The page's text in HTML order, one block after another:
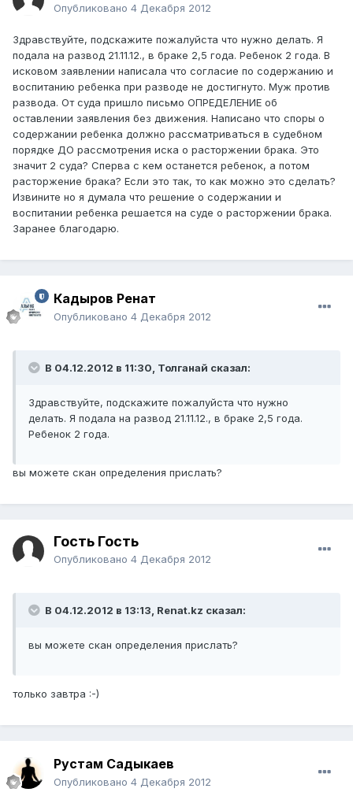
Опубликовано 4 Декабря 2012
Здравствуйте, подскажите пожалуйста что нужно делать. Я
подала на развод 21.11.12., в браке 2,5 года. Ребенок 2 года. В
исковом заявлении написала что согласие по содержанию и
воспитанию ребенка при разводе не достигнуто. Муж против
развода. От суда пришло письмо ОПРЕДЕЛЕНИЕ об
оставлении заявления без движения. Написано что споры о
содержании ребенка должно рассматриваться в судебном
порядке ДО рассмотрения иска о расторжении брака. Это
значит 2 суда? Сперва с кем останется ребенок, а потом
расторжение брака? Если это так, то как можно это сделать?
Извините но я думала что решение о содержании и
воспитании ребенка решается на суде о расторжении брака.
Заранее благодарю.
Кадыров Ренат
Опубликовано 4 Декабря 2012
В 04.12.2012 в 11:30, Толганай сказал:
Здравствуйте, подскажите пожалуйста что нужно
делать. Я подала на развод 21.11.12., в браке 2,5 года.
Ребенок 2 года.
вы можете скан определения прислать?
Гость Гость
Опубликовано 4 Декабря 2012
В 04.12.2012 в 13:13, Renat.kz сказал:
вы можете скан определения прислать?
только завтра :-)
Рустам Садыкаев
Опубликовано 4 Декабря 2012